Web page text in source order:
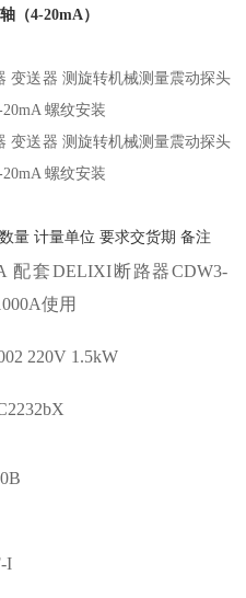
（4-20mA）
变送器 测旋转机械测量震动探头
螺纹安装
变送器 测旋转机械测量震动探头
螺纹安装
量 计量单位 要求交货期 备注
配套DELIXI断路器CDW3-
使用
220V 1.5kW
I